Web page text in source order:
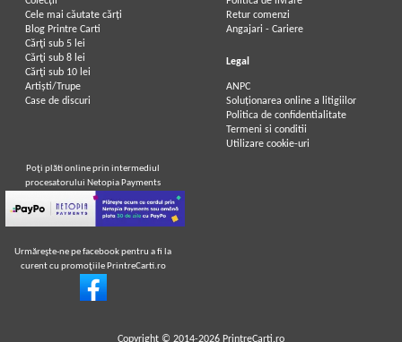
Cele mai căutate cărți
Blog Printre Carti
Cărţi sub 5 lei
Cărţi sub 8 lei
Cărţi sub 10 lei
Artiști/Trupe
Case de discuri
Retur comenzi
Angajari - Cariere
Legal
ANPC
Soluționarea online a litigiilor
Politica de confidentialitate
Termeni si conditii
Utilizare cookie-uri
Poţi plăti online prin intermediul
procesatorului Netopia Payments
Urmăreşte-ne pe facebook pentru a fi la
curent cu promoţiile PrintreCarti.ro
Copyright © 2014-2026 PrintreCarti.ro